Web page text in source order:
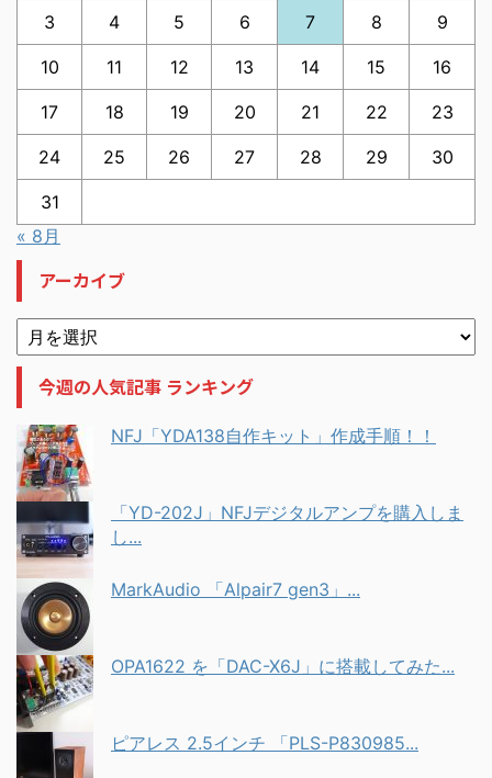
3 4 5 6 7 8 9
10 11 12 13 14 15 16
17 18 19 20 21 22 23
24 25 26 27 28 29 30
31
« 8月
アーカイブ
今週の人気記事 ランキング
NFJ「YDA138自作キット」作成手順！！
「YD-202J」NFJデジタルアンプを購入しま
し...
MarkAudio 「Alpair7 gen3」...
OPA1622 を「DAC-X6J」に搭載してみた...
ピアレス 2.5インチ 「PLS-P830985...